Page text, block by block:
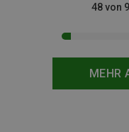
MEHR
48 von